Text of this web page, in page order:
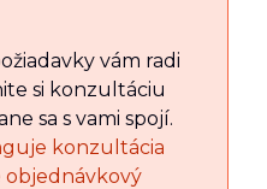
vám radi
si konzultáciu
sa s vami spojí.
konzultácia